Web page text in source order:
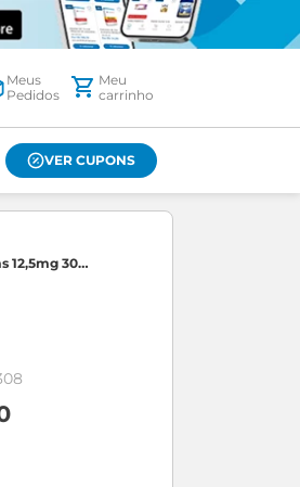
Meus
Pedidos
VER CUPONS
12,5mg 30